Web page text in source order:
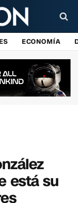
ECONOMÍA
está su